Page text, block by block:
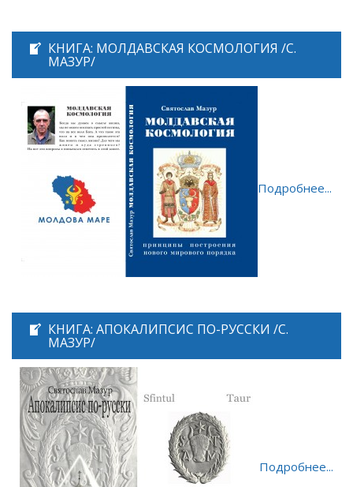
КНИГА: МОЛДАВСКАЯ КОСМОЛОГИЯ /С.
МАЗУР/
Подробнее...
КНИГА: АПОКАЛИПСИС ПО-РУССКИ /С.
МАЗУР/
Подробнее...